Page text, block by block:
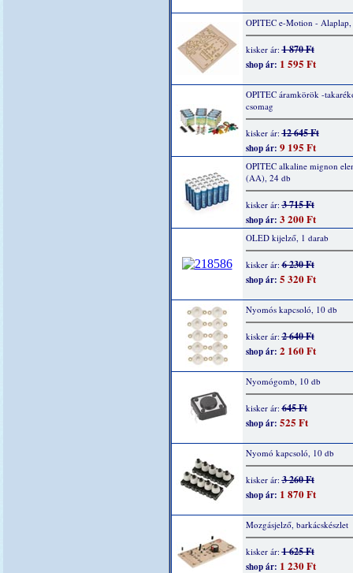
OPITEC e-Motion - Alaplap,
kisker ár:1 870 Ft
shop ár: 1 595 Ft
OPITEC áramkörök -
csomag
kisker ár:12 645 Ft
shop ár: 9 195 Ft
OPITEC alkaline mignon
(AA), 24 db
kisker ár:3 715 Ft
shop ár: 3 200 Ft
OLED kijelző, 1 darab
kisker ár:6 230 Ft
shop ár: 5 320 Ft
Nyomós kapcsoló, 10 db
kisker ár:2 640 Ft
shop ár: 2 160 Ft
Nyomógomb, 10 db
kisker ár:645 Ft
shop ár: 525 Ft
Nyomó kapcsoló, 10 db
kisker ár:3 260 Ft
shop ár: 1 870 Ft
Mozgásjelző, barkácskészlet
kisker ár:1 625 Ft
shop ár: 1 230 Ft